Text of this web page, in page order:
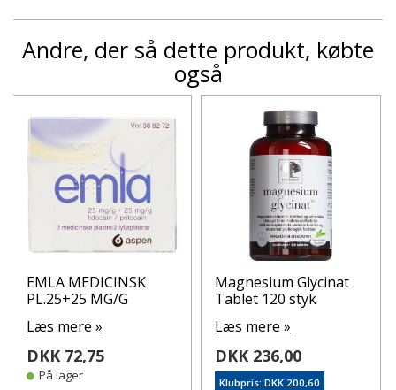
Andre, der så dette produkt, købte
også
EMLA MEDICINSK
PL.25+25 MG/G
Læs mere »
DKK 72,75
På lager
Magnesium Glycinat
Tablet 120 styk
Læs mere »
DKK 236,00
Klubpris: DKK 200,60